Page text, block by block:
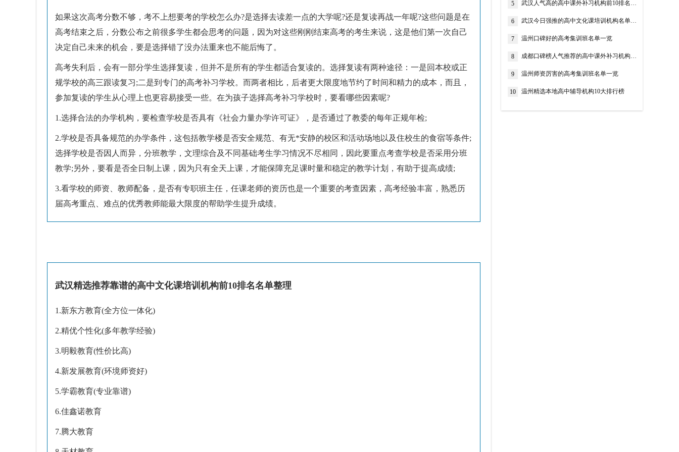
如果这次高考分数不够，考不上想要考的学校怎么办?是选择去读差一点的大学呢?还是复读再战一年呢?这些问题是在
高考结束之后，分数公布之前很多学生都会思考的问题，因为对这些刚刚结束高考的考生来说，这是他们第一次自己
决定自己未来的机会，要是选择错了没办法重来也不能后悔了。
高考失利后，会有一部分学生选择复读，但并不是所有的学生都适合复读的。选择复读有两种途径：一是回本校或正
规学校的高三跟读复习;二是到专门的高考补习学校。而两者相比，后者更大限度地节约了时间和精力的成本，而且，
参加复读的学生从心理上也更容易接受一些。在为孩子选择高考补习学校时，要看哪些因素呢?
1.选择合法的办学机构，要检查学校是否具有《社会力量办学许可证》，是否通过了教委的每年正规年检;
2.学校是否具备规范的办学条件，这包括教学楼是否安全规范、有无*安静的校区和活动场地以及住校生的食宿等条件;
选择学校是否因人而异，分班教学，文理综合及不同基础考生学习情况不尽相同，因此要重点考查学校是否采用分班
教学;另外，要看是否全日制上课，因为只有全天上课，才能保障充足课时量和稳定的教学计划，有助于提高成绩;
3.看学校的师资、教师配备，是否有专职班主任，任课老师的资历也是一个重要的考查因素，高考经验丰富，熟悉历
届高考重点、难点的优秀教师能最大限度的帮助学生提升成绩。
武汉精选推荐靠谱的高中文化课培训机构前10排名名单整理
1.新东方教育(全方位一体化)
2.精优个性化(多年教学经验)
3.明毅教育(性价比高)
4.新发展教育(环境师资好)
5.学霸教育(专业靠谱)
6.佳鑫诺教育
7.腾大教育
5 武汉人气高的高中课外补习机构前10排名名单整理
6 武汉今日强推的高中文化课培训机构名单榜首一览
7 温州口碑好的高考集训班名单一览
8 成都口碑榜人气推荐的高中课外补习机构严选名单发布更新
9 温州师资厉害的高考集训班名单一览
10 温州精选本地高中辅导机构10大排行榜